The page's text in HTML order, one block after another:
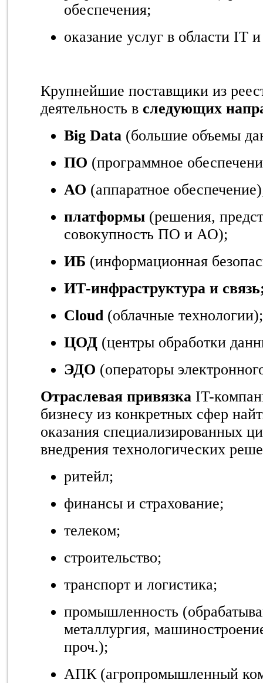
обеспечения;
оказание услуг в области IT
Крупнейшие поставщики из
деятельность в следующих
Big Data (большие объемы
ПО (программное
АО (аппаратное
платформы (решения,
совокупность ПО и АО);
ИБ (информационная
ИТ-инфраструктура и
Cloud (облачные технологии);
ЦОД (центры обработки
ЭДО (операторы
Отраслевая привязка IT-
бизнесу из конкретных сфер
оказания специализированных
внедрения технологических
ритейл;
финансы и страхование;
телеком;
строительство;
транспорт и логистика;
промышленность
металлургия,
проч.);
АПК (агропромышленный